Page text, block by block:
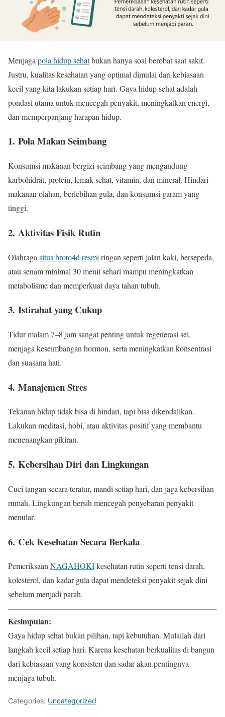
Menjaga pola hidup sehatbukan hanya soal berobat saat sakit.
Justru, kualitas kesehatan yang optimal dimulai dari kebiasaan
kecil yang kita lakukan setiap hari. Gaya hidup sehat adalah
pondasi utama untuk mencegah penyakit, meningkatkan energi,
dan memperpanjang harapan hidup.
1. Pola Makan Seimbang
Konsumsi makanan bergizi seimbang yang mengandung
karbohidrat, protein, lemak sehat, vitamin, dan mineral. Hindari
makanan olahan, berlebihan gula, dan konsumsi garam yang
tinggi.
2. Aktivitas Fisik Rutin
Olahraga situs broto4d resmi ringan seperti jalan kaki, bersepeda,
atau senam minimal 30 menit sehari mampu meningkatkan
metabolisme dan memperkuat daya tahan tubuh.
3. Istirahat yang Cukup
Tidur malam 7–8 jam sangat penting untuk regenerasi sel,
menjaga keseimbangan hormon, serta meningkatkan konsentrasi
dan suasana hati.
4. Manajemen Stres
Tekanan hidup tidak bisa di hindari, tapi bisa dikendalikan.
Lakukan meditasi, hobi, atau aktivitas positif yang membantu
menenangkan pikiran.
5. Kebersihan Diri dan Lingkungan
Cuci tangan secara teratur, mandi setiap hari, dan jaga kebersihan
rumah. Lingkungan bersih mencegah penyebaran penyakit
menular.
6. Cek Kesehatan Secara Berkala
PemeriksaanNAGAHOKIkesehatan rutin seperti tensi darah,
kolesterol, dan kadar gula dapat mendeteksi penyakit sejak dini
sebelum menjadi parah.
Kesimpulan:
Gaya hidup sehat bukan pilihan, tapi kebutuhan. Mulailah dari
langkah kecil setiap hari. Karena kesehatan berkualitas di bangun
dari kebiasaan yang konsisten dan sadar akan pentingnya
menjaga tubuh.
Categories: Uncategorized